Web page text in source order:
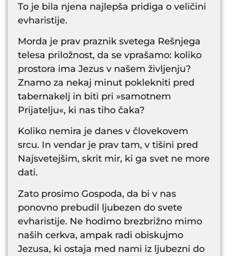
To je bila njena najlepša pridiga o veličini
evharistije.
Morda je prav praznik svetega Rešnjega
telesa priložnost, da se vprašamo: koliko
prostora ima Jezus v našem življenju?
Znamo za nekaj minut poklekniti pred
tabernakelj in biti pri »samotnem
Prijatelju«, ki nas tiho čaka?
Koliko nemira je danes v človekovem
srcu. In vendar je prav tam, v tišini pred
Najsvetejšim, skrit mir, ki ga svet ne more
dati.
Zato prosimo Gospoda, da bi v nas
ponovno prebudil ljubezen do svete
evharistije. Ne hodimo brezbrižno mimo
naših cerkva, ampak radi obiskujmo
Jezusa, ki ostaja med nami iz ljubezni do